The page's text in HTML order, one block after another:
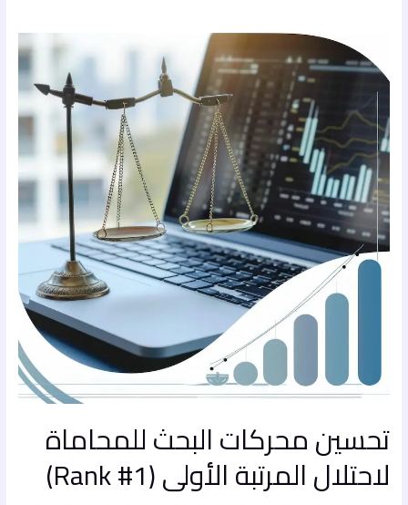
تحسين محركات البحث للمحاماة
لاحتلال المرتبة الأولى (Rank #1)
محركات
البحث
للمحاماة
لاحتلال
المرتبة
الأولى
(Rank
#1)